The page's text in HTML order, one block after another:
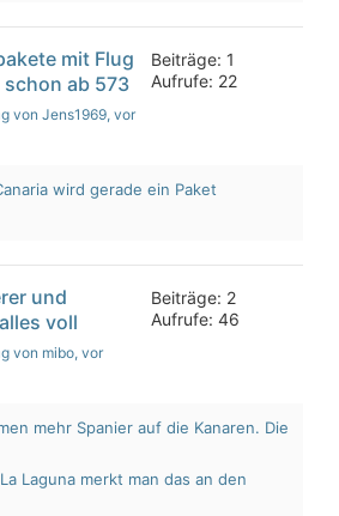
mit Flug
ab 573
von Jens1969, vor
Beiträge: 1
Aufrufe: 22
wird gerade ein Paket
und
voll
von mibo, vor
Beiträge: 2
Aufrufe: 46
mehr Spanier auf die Kanaren. Die
Laguna merkt man das an den